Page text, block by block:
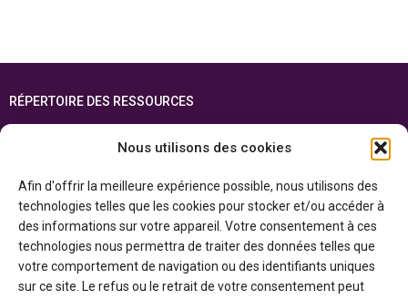
Nous utilisons des cookies
Afin d'offrir la meilleure expérience possible, nous utilisons des
technologies telles que les cookies pour stocker et/ou accéder à
des informations sur votre appareil. Votre consentement à ces
technologies nous permettra de traiter des données telles que
votre comportement de navigation ou des identifiants uniques
sur ce site. Le refus ou le retrait de votre consentement peut
RÉPERTOIRE DES RESSOURCES
ENGLISH
Cette ressource est réalisée grâce au soutien financier du gouvernement de
l’Ontario et du gouvernement duCanada par l’entremise du ministère du
Patrimoine canadien